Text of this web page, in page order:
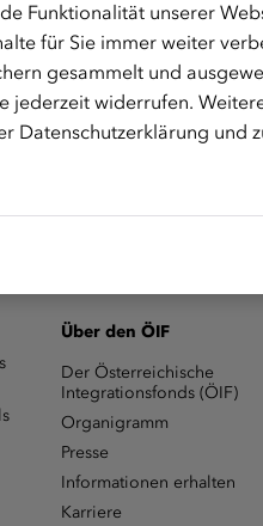
Start des Onlinekurses
Über den ÖIF
Der Österreichische
Integrationsfonds (ÖIF)
Organigramm
Presse
Informationen erhalten
Karriere
Funktionalität unserer
für Sie immer weiter
gesammelt und
jederzeit widerrufen.
Datenschutzerklärung und